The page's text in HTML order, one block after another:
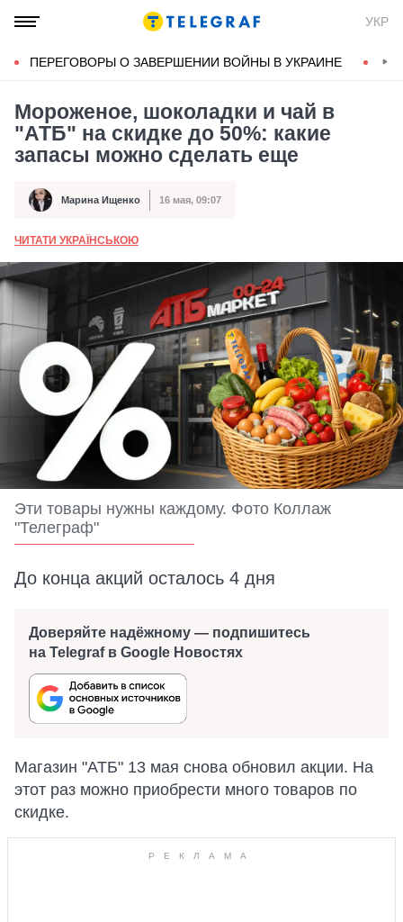
УКР
ПЕРЕГОВОРЫ О ЗАВЕРШЕНИИ ВОЙНЫ В УКРАИНЕ
Мороженое, шоколадки и чай в
"АТБ" на скидке до 50%: какие
запасы можно сделать еще
Автор Марина Ищенко
Дата публикации 16 мая, 09:07
ЧИТАТИ УКРАЇНСЬКОЮ
Эти товары нужны каждому. Фото Коллаж
"Телеграф"
До конца акций осталось 4 дня
Доверяйте надёжному — подпишитесь
на Telegraf в Google Новостях
Магазин "АТБ" 13 мая снова обновил акции. На
этот раз можно приобрести много товаров по
скидке.